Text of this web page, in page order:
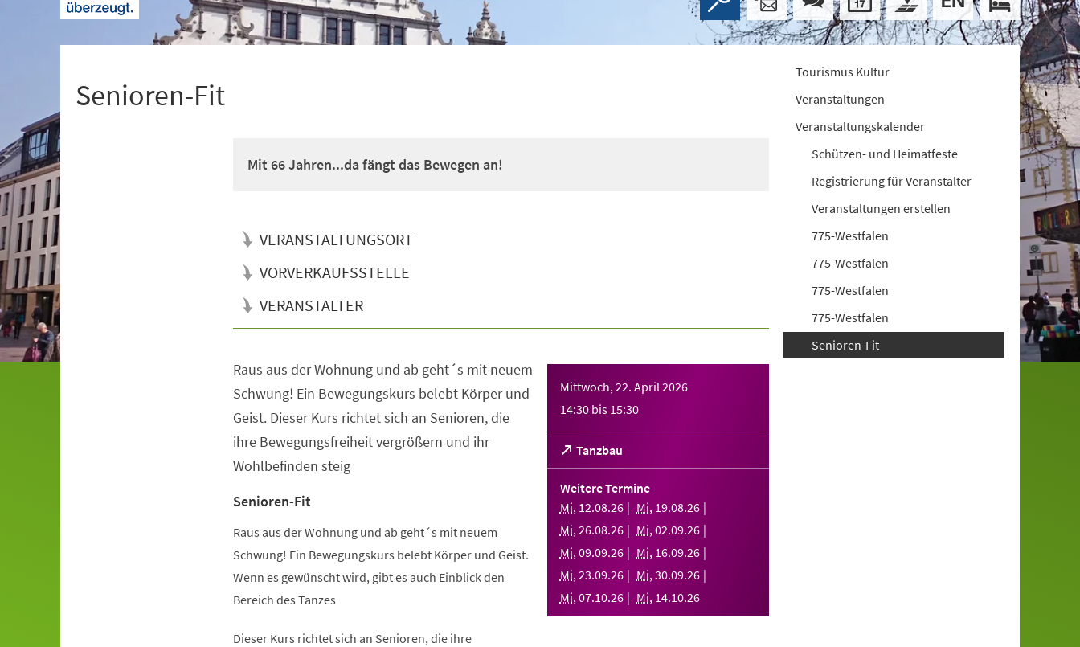
Senioren-Fit
Mit 66 Jahren...da fängt das Bewegen an!
VERANSTALTUNGSORT
VORVERKAUFSSTELLE
VERANSTALTER
Mittwoch, 22. April 2026
14:30 bis 15:30
Tanzbau
(Öffnet
in
einem
neuen
Tab)
Weitere Termine
Mi, 12.08.26 Mi, 19.08.26
Mi,26.08.26 Mi,02.09.26
Mi,09.09.26 Mi, 16.09.26
Mi,23.09.26 Mi,30.09.26
Mi,07.10.26 Mi, 14.10.26
Raus aus der Wohnung und ab geht´s mit neuem
Schwung! Ein Bewegungskurs belebt Körper und
Geist. Dieser Kurs richtet sich an Senioren, die
ihre Bewegungsfreiheit vergrößern und ihr
Wohlbefinden steig
Senioren-Fit
Raus aus der Wohnung und ab geht´s mit neuem
Schwung! Ein Bewegungskurs belebt Körper und Geist.
Wenn es gewünscht wird, gibt es auch Einblick den
Bereich des Tanzes
Dieser Kurs richtet sich an Senioren, die ihre
Tourismus Kultur
Veranstaltungen
Veranstaltungskalender
Schützen- und Heimatfeste
Registrierung für Veranstalter
Veranstaltungen erstellen
775-Westfalen
775-Westfalen
775-Westfalen
775-Westfalen
Senioren-Fit